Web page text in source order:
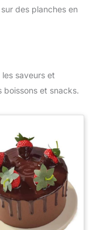
des planches en
saveurs et
et snacks.